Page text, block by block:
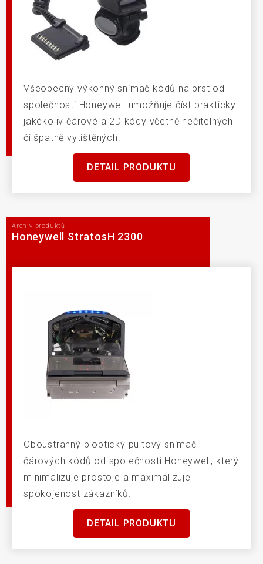
Všeobecný výkonný snímač kódů na prst od
společnosti Honeywell umožňuje číst prakticky
jakékoliv čárové a 2D kódy včetně nečitelných
či špatně vytištěných.
DETAIL PRODUKTU
Archiv produktů
Honeywell StratosH 2300
Oboustranný bioptický pultový snímač
čárových kódů od společnosti Honeywell, který
minimalizuje prostoje a maximalizuje
spokojenost zákazníků.
DETAIL PRODUKTU